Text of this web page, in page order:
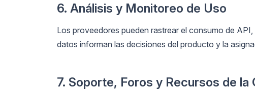
6. Análisis y Monitoreo de Uso
Los proveedores pueden rastrear el consumo de
datos informan las decisiones del producto y la
7. Soporte, Foros y Recursos de la